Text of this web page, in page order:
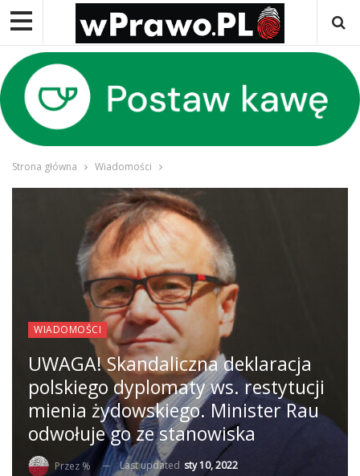
Strona główna Wiadomości
WIADOMOŚCI
UWAGA! Skandaliczna deklaracja
polskiego dyplomaty ws. restytucji
mienia żydowskiego. Minister Rau
odwołuje go ze stanowiska
Przez % Last updated sty 10, 2022